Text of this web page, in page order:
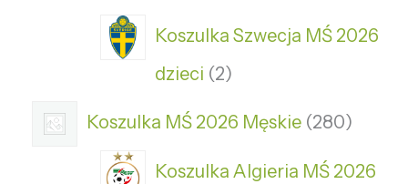
Koszulka Szwecja MŚ 2026
dzieci 2
Koszulka MŚ 2026 Męskie 280
Koszulka Algieria MŚ 2026